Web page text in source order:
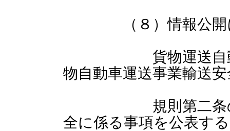
（８）情報公開に
貨物運送自動車
物自動車運送事業輸送
規則第二条の八
全に係る事項を公表する